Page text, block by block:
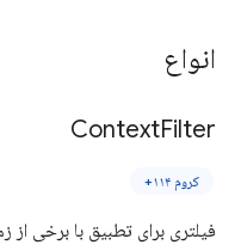
انواع
ContextFilter
کروم ۱۱۴+
فیلتری برای تطبیق با برخی از